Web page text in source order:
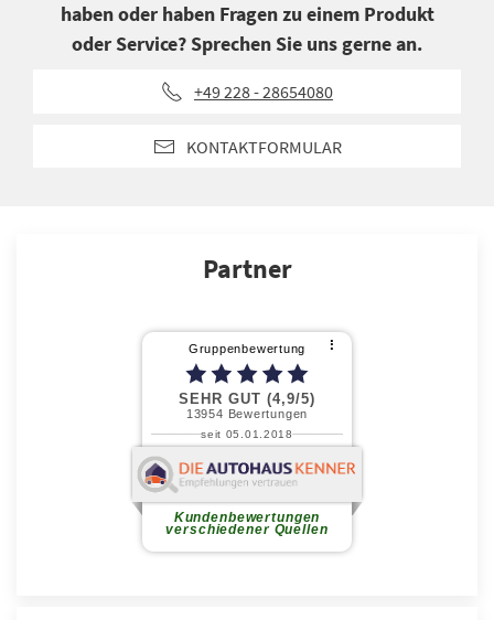
haben oder haben Fragen zu einem Produkt
oder Service? Sprechen Sie uns gerne an.
+49 228 - 28654080
KONTAKTFORMULAR
Partner